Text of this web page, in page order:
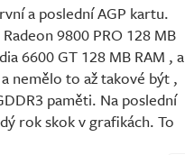
a poslední AGP kartu.
9800 PRO 128 MB
6600 GT 128 MB RAM , a
nemělo to až takové být ,
paměti. Na poslední
rok skok v grafikách. To